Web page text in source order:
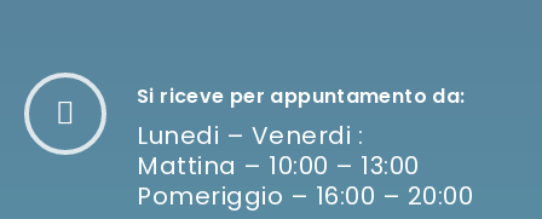
Si riceve per appuntamento da:
Lunedi – Venerdi :
Mattina – 10:00 – 13:00
Pomeriggio – 16:00 – 20:00